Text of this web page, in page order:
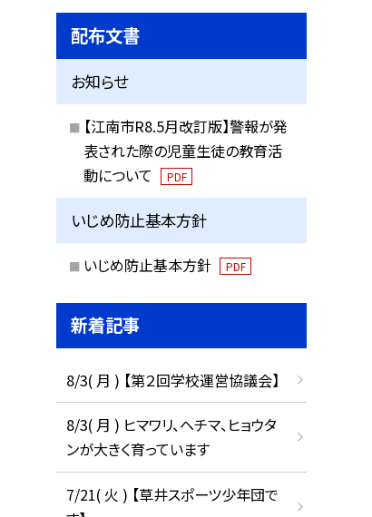
配布文書
お知らせ
【江南市R8.5月改訂版】警報が発
表された際の児童生徒の教育活
動について
PDF
いじめ防止基本方針
いじめ防止基本方針 PDF
新着記事
8/3( 月 ) 【第２回学校運営協議会】
8/3( 月 ) ヒマワリ、ヘチマ、ヒョウタ
ンが大きく育っています
7/21( 火 ) 【草井スポーツ少年団で